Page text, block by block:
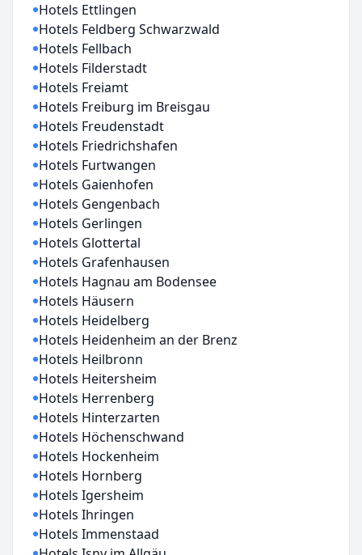
Hotels Ettlingen
Hotels Feldberg Schwarzwald
Hotels Fellbach
Hotels Filderstadt
Hotels Freiamt
Hotels Freiburg im Breisgau
Hotels Freudenstadt
Hotels Friedrichshafen
Hotels Furtwangen
Hotels Gaienhofen
Hotels Gengenbach
Hotels Gerlingen
Hotels Glottertal
Hotels Grafenhausen
Hotels Hagnau am Bodensee
Hotels Häusern
Hotels Heidelberg
Hotels Heidenheim an der Brenz
Hotels Heilbronn
Hotels Heitersheim
Hotels Herrenberg
Hotels Hinterzarten
Hotels Höchenschwand
Hotels Hockenheim
Hotels Hornberg
Hotels Igersheim
Hotels Ihringen
Hotels Immenstaad